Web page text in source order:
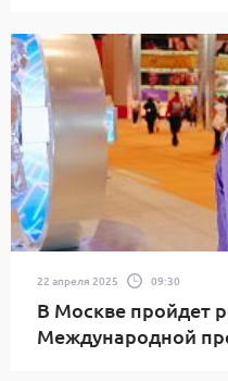
22 апреля 2025 09:30
В Москве пройдет
Международной